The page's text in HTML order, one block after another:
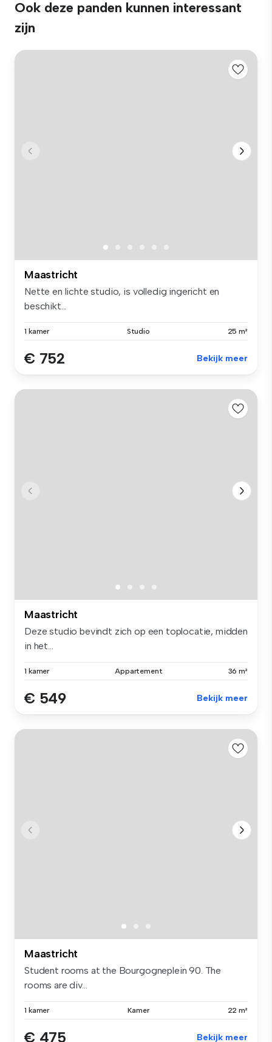
Ook deze panden kunnen interessant
zijn
Maastricht
Nette en lichte studio, is volledig ingericht en
beschikt...
1 kamer Studio 25 m²
€ 752 Bekijk meer
Maastricht
Deze studio bevindt zich op een toplocatie, midden
in het...
1 kamer Appartement 36 m²
€ 549 Bekijk meer
Maastricht
Student rooms at the Bourgogneplein 90. The
rooms are div...
1 kamer Kamer 22 m²
€ 475 Bekijk meer